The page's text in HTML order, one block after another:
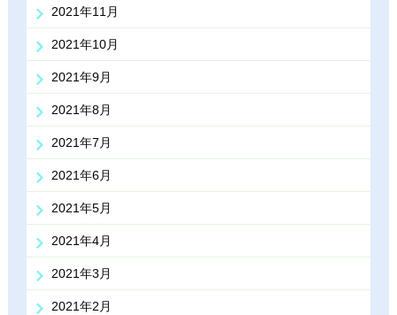
2021年11月
2021年10月
2021年9月
2021年8月
2021年7月
2021年6月
2021年5月
2021年4月
2021年3月
2021年2月